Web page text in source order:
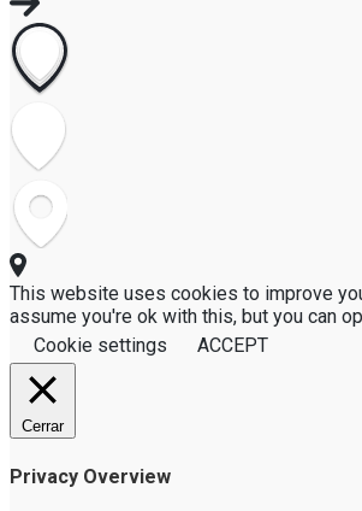
This website uses cookies to improve
assume you're ok with this, but you can
Cookie settings
ACCEPT
Cerrar
Privacy Overview